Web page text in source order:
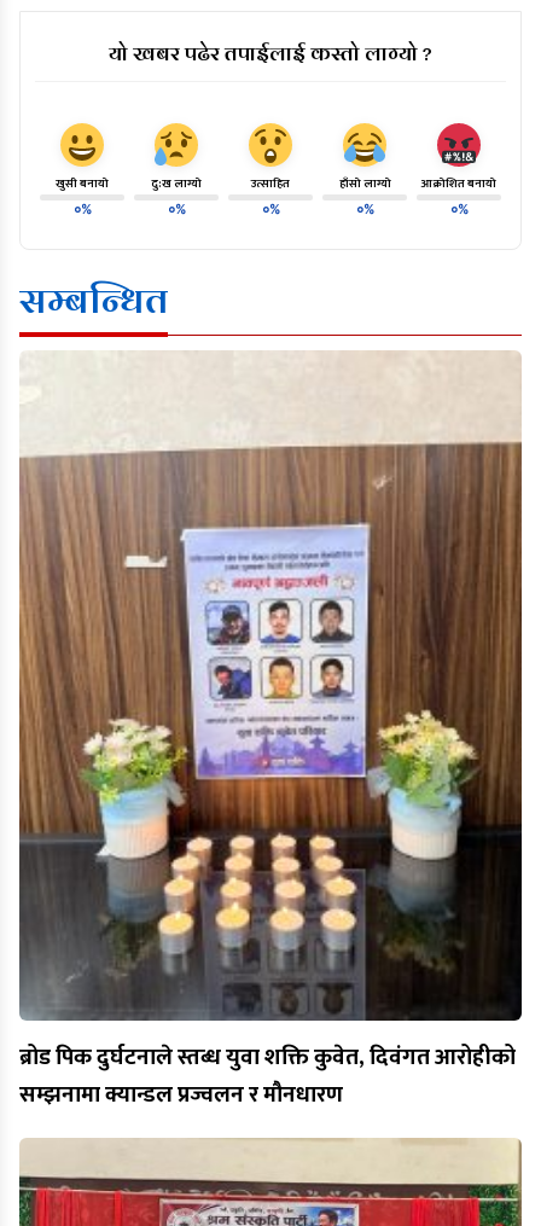
यो खबर पढेर तपाईलाई कस्तो लाग्यो ?
खुसी बनायो
०%
दु:ख लाग्यो
०%
उत्साहित
०%
हाँसो लाग्यो
०%
आक्रोशित बनायो
०%
सम्बन्धित
ब्रोड पिक दुर्घटनाले स्तब्ध युवा शक्ति कुवेत, दिवंगत आरोहीको
सम्झनामा क्यान्डल प्रज्वलन र मौनधारण